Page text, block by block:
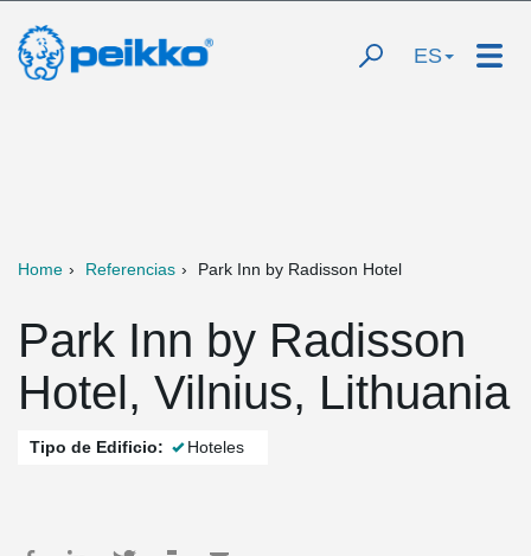
ES
Home Referencias Park Inn by Radisson Hotel
Park Inn by Radisson
Hotel, Vilnius, Lithuania
Tipo de Edificio: Hoteles